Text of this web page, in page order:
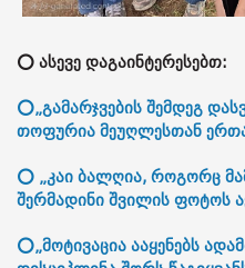
⭕ ასევე დაგაინტერესებთ:
⭕„გამარჯვების შემდეგ
თოფურია მეუღლესთან
⭕ „კაი ბალღია, როგორც
შერმადინი შვილის ფოტოს
⭕„მოტივაცია ააყენებს